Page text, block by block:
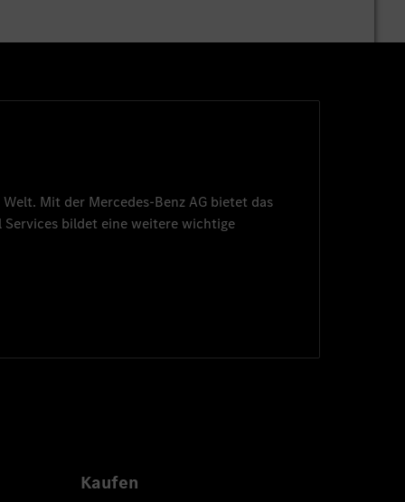
Mit der Mercedes-Benz AG bietet das
Services bildet eine weitere wichtige
Kaufen